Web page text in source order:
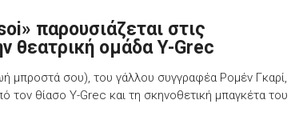
παρουσιάζεται στις
θεατρική ομάδα Y-Grec
μπροστά σου), του γάλλου συγγραφέα Ρομέν Γκαρί,
τον θίασο Y-Grec και τη σκηνοθετική μπαγκέτα του